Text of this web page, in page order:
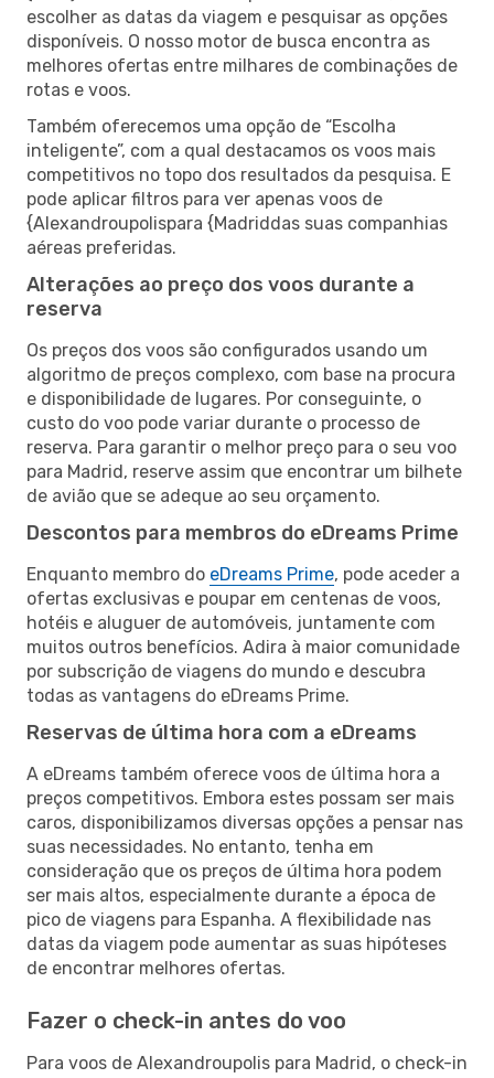
escolher as datas da viagem e pesquisar as opções
disponíveis. O nosso motor de busca encontra as
melhores ofertas entre milhares de combinações de
rotas e voos.
Também oferecemos uma opção de “Escolha
inteligente”, com a qual destacamos os voos mais
competitivos no topo dos resultados da pesquisa. E
pode aplicar filtros para ver apenas voos de
{Alexandroupolispara {Madriddas suas companhias
aéreas preferidas.
Alterações ao preço dos voos durante a
reserva
Os preços dos voos são configurados usando um
algoritmo de preços complexo, com base na procura
e disponibilidade de lugares. Por conseguinte, o
custo do voo pode variar durante o processo de
reserva. Para garantir o melhor preço para o seu voo
para Madrid, reserve assim que encontrar um bilhete
de avião que se adeque ao seu orçamento.
Descontos para membros do eDreams Prime
Enquanto membro do eDreams Prime, pode aceder a
ofertas exclusivas e poupar em centenas de voos,
hotéis e aluguer de automóveis, juntamente com
muitos outros benefícios. Adira à maior comunidade
por subscrição de viagens do mundo e descubra
todas as vantagens do eDreams Prime.
Reservas de última hora com a eDreams
A eDreams também oferece voos de última hora a
preços competitivos. Embora estes possam ser mais
caros, disponibilizamos diversas opções a pensar nas
suas necessidades. No entanto, tenha em
consideração que os preços de última hora podem
ser mais altos, especialmente durante a época de
pico de viagens para Espanha. A flexibilidade nas
datas da viagem pode aumentar as suas hipóteses
de encontrar melhores ofertas.
Fazer o check-in antes do voo
Para voos de Alexandroupolis para Madrid, o check-in